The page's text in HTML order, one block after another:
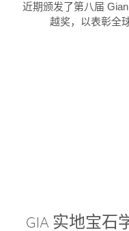
近期颁发了第八届
越奖，以表彰全
GIA 实地宝石